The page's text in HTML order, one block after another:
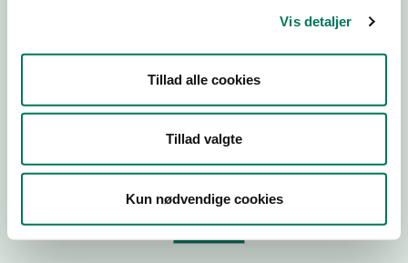
Vis detaljer
Tillad alle cookies
Tillad valgte
Kun nødvendige cookies
P-nr
Tilføj smiley til dit website
Kopier link til at indsætte på virksomhedens hjemmeside